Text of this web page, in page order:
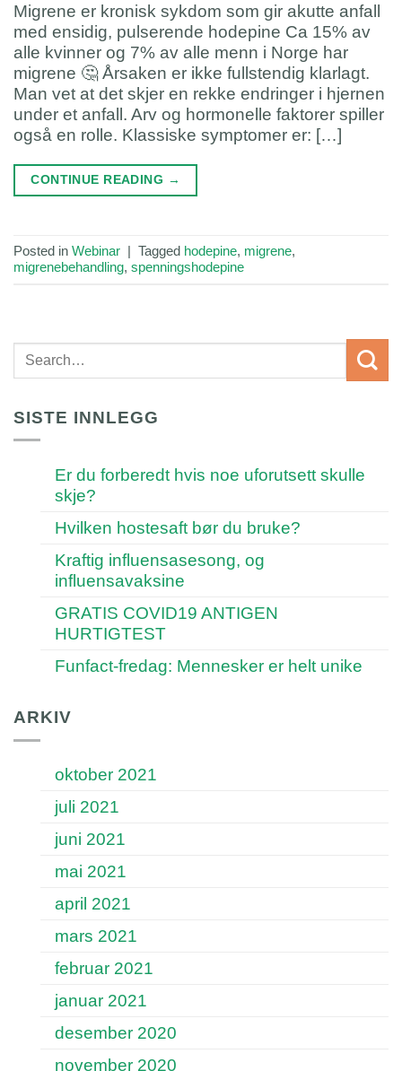
Migrene er kronisk sykdom som gir akutte anfall
med ensidig, pulserende hodepine Ca 15% av
alle kvinner og 7% av alle menn i Norge har
migrene 🤔 Årsaken er ikke fullstendig klarlagt.
Man vet at det skjer en rekke endringer i hjernen
under et anfall. Arv og hormonelle faktorer spiller
også en rolle. Klassiske symptomer er: […]
CONTINUE READING →
Posted in Webinar | Tagged hodepine, migrene,
migrenebehandling, spenningshodepine
SISTE INNLEGG
Er du forberedt hvis noe uforutsett skulle
skje?
Hvilken hostesaft bør du bruke?
Kraftig influensasesong, og
influensavaksine
GRATIS COVID19 ANTIGEN
HURTIGTEST
Funfact-fredag: Mennesker er helt unike
ARKIV
oktober 2021
juli 2021
juni 2021
mai 2021
april 2021
mars 2021
februar 2021
januar 2021
desember 2020
november 2020